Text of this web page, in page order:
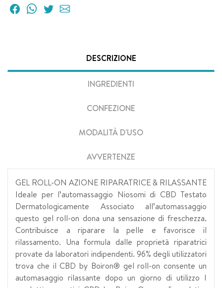
DESCRIZIONE
INGREDIENTI
CONFEZIONE
MODALITÀ D'USO
AVVERTENZE
GEL ROLL-ON AZIONE RIPARATRICE & RILASSANTE
Ideale per l’automassaggio Niosomi di CBD Testato
Dermatologicamente Associato all’automassaggio
questo gel roll-on dona una sensazione di freschezza.
Contribuisce a riparare la pelle e favorisce il
rilassamento. Una formula dalle proprietà riparatrici
provate da laboratori indipendenti. 96% degli utilizzatori
trova che il CBD by Boiron® gel roll-on consente un
automasaggio rilassante dopo un giorno di utilizzo I